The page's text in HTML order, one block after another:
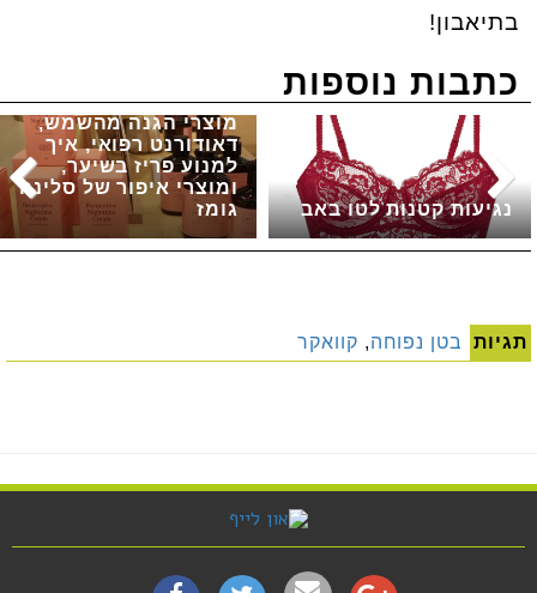
בתיאבון!
כתבות נוספות
מוצרי הגנה מהשמש,
דאודורנט רפואי, איך
למנוע פריז בשיער,
ומוצרי איפור של סלינה
גומז
נגיעות קטנות לטו באב
תגיות בטן נפוחה, קוואקר